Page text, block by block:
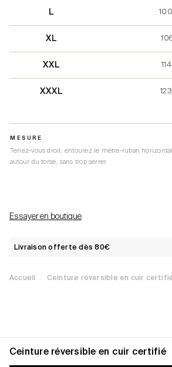
L
XL
XXL
XXXL
MESURE
Tenez-vous droit, entourez le mètre-ruban
autour du torse, sans trop serrer.
Essayer en boutique
Livraison offerte dès 80€
Accueil · Ceinture réversible en cuir
Ceinture réversible en cuir certifié
Informations produit